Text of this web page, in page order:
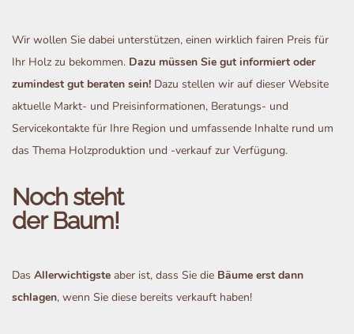
Wir wollen Sie dabei unterstützen, einen wirklich fairen Preis für
Ihr Holz zu bekommen. Dazu müssen Sie gut informiert oder
zumindest gut beraten sein! Dazu stellen wir auf dieser Website
aktuelle Markt- und Preisinformationen, Beratungs- und
Servicekontakte für Ihre Region und umfassende Inhalte rund um
das Thema Holzproduktion und -verkauf zur Verfügung.
Noch steht
der Baum!
Das Allerwichtigste aber ist, dass Sie die Bäume erst dann
schlagen, wenn Sie diese bereits verkauft haben!